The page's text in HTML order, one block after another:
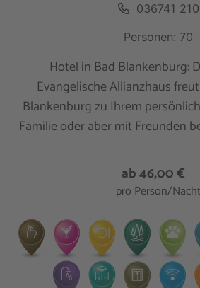
036741 210
Personen: 70
Hotel in Bad Blankenburg:
Evangelische Allianzhaus
Blankenburg zu Ihrem
Familie oder aber mit Freunden
ab 46,00 €
pro Person/Nacht